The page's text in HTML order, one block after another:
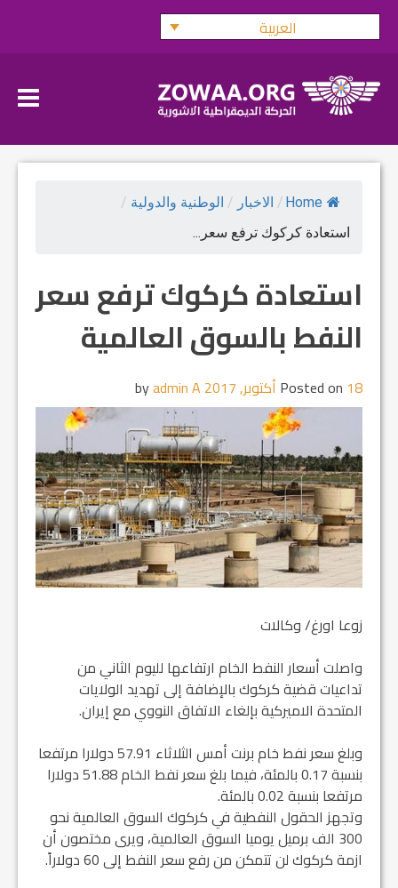
Skip
العربية
Home
/ الاخبار / الوطنية والدولية /
استعادة كركوك ترفع سعر...
استعادة كركوك ترفع سعر
النفط بالسوق العالمية
Posted on 18 أكتوبر, 2017 admin A
زوعا اورغ/ وكالات
واصلت أسعار النفط الخام ارتفاعها لليوم الثاني من
تداعيات قضية كركوك بالإضافة إلى تهديد الولايات
المتحدة الاميركية بإلغاء الاتفاق النووي مع إيران.
وبلغ سعر نفط خام برنت أمس الثلاثاء 57.91 دولارا مرتفعا
بنسبة 0.17 بالمئة، فيما بلغ سعر نفط الخام 51.88 دولارا
مرتفعا بنسبة 0.02 بالمئة.
وتجهز الحقول النفطية في كركوك السوق العالمية نحو
300 الف برميل يوميا السوق العالمية، ويرى مختصون أن
ازمة كركوك لن تتمكن من رفع سعر النفط إلى 60 دولاراً.